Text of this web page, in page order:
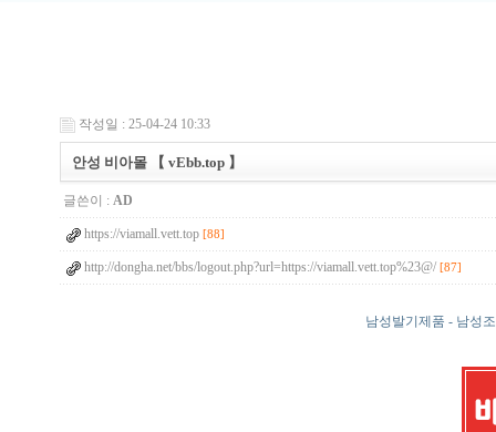
작성일 : 25-04-24 10:33
안성 비아몰 【 vEbb.top 】
글쓴이 : AD
https://viamall.vett.top [88]
http://dongha.net/bbs/logout.php?url=https://viamall.vett.top%23@/ [87]
남성발기제품 - 남성